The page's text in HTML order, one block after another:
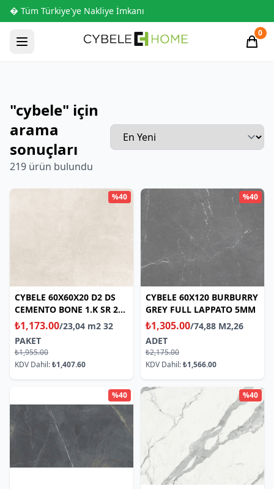
� Tüm Türkiye'ye Nakliye İmkanı
0
"cybele" için
arama
sonuçları
219 ürün bulundu
%40
CYBELE 60X60X20 D2 DS
CEMENTO BONE 1.K SR 2
CM
₺1,173.00/23,04 m2 32
PAKET
₺1,955.00
KDV Dahil:₺1,407.60
%40
CYBELE 60X120 BURBURRY
GREY FULL LAPPATO 5MM
₺1,305.00/74,88 M2,26
ADET
₺2,175.00
KDV Dahil:₺1,566.00
%40 %40